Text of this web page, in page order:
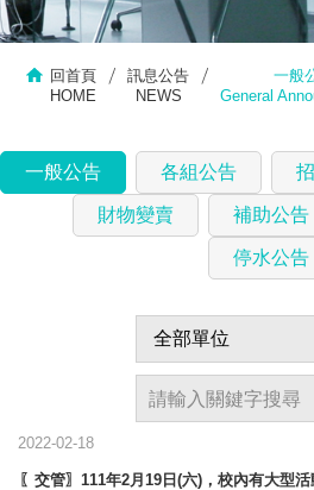
回首頁
HOME
訊息公告
NEWS
一般
General
一般公告 各組公告
財物變賣 補助公告
停水公告
2022-02-18
〖交管〗111年2月19日(六)，校內有大型